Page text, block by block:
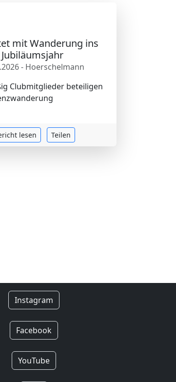
mit Wanderung ins
Jubiläumsjahr
- Hoerschelmann
Clubmitglieder beteiligen
lesen Teilen
Instagram
Facebook
YouTube